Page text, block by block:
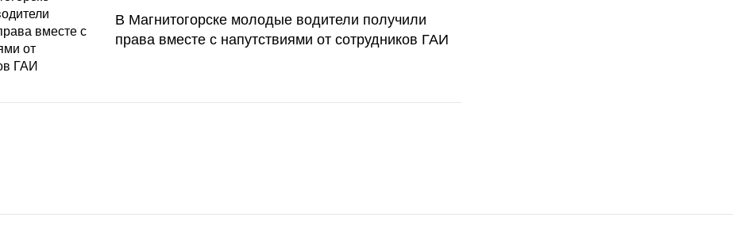
В Магнитогорске молодые водители получили
права вместе с напутствиями от сотрудников ГАИ